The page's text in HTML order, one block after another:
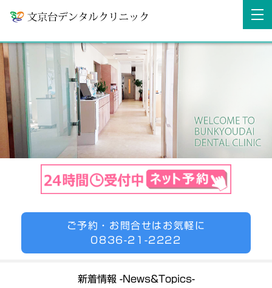
ご予約・お問合せはお気軽に
0836-21-2222
新着情報 -News&Topics-